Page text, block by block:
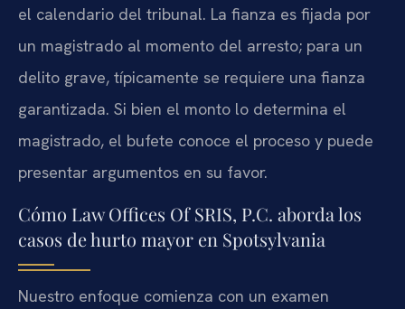
el calendario del tribunal. La fianza es fijada por
un magistrado al momento del arresto; para un
delito grave, típicamente se requiere una fianza
garantizada. Si bien el monto lo determina el
magistrado, el bufete conoce el proceso y puede
presentar argumentos en su favor.
Cómo Law Offices Of SRIS, P.C. aborda los
casos de hurto mayor en Spotsylvania
Nuestro enfoque comienza con un examen